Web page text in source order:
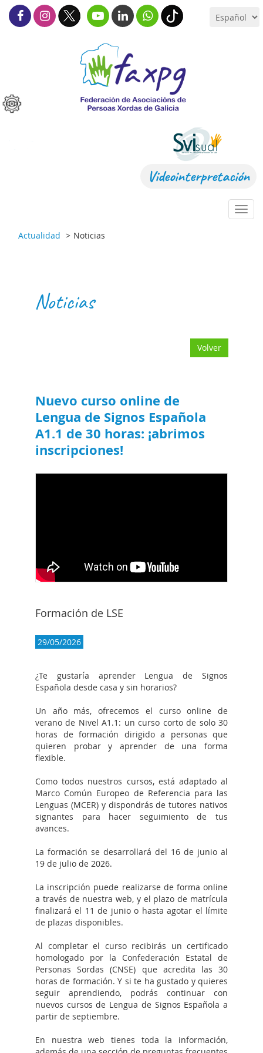
Videointerpretación
Actualidad
Noticias
Noticias
Volver
Nuevo curso online de
Lengua de Signos Española
A1.1 de 30 horas: ¡abrimos
inscripciones!
Formación de LSE
29/05/2026
¿Te gustaría aprender Lengua de Signos
Española desde casa y sin horarios?
Un año más, ofrecemos el curso online de
verano de Nivel A1.1: un curso corto de solo 30
horas de formación dirigido a personas que
quieren probar y aprender de una forma
flexible.
Como todos nuestros cursos, está adaptado al
Marco Común Europeo de Referencia para las
Lenguas (MCER) y dispondrás de tutores nativos
signantes para hacer seguimiento de tus
avances.
La formación se desarrollará del 16 de junio al
19 de julio de 2026.
La inscripción puede realizarse de forma online
a través de nuestra web, y el plazo de matrícula
finalizará el 11 de junio o hasta agotar el límite
de plazas disponibles.
Al completar el curso recibirás un certificado
homologado por la Confederación Estatal de
Personas Sordas (CNSE) que acredita las 30
horas de formación. Y si te ha gustado y quieres
seguir aprendiendo, podrás continuar con
nuevos cursos de Lengua de Signos Española a
partir de septiembre.
En nuestra web tienes toda la información,